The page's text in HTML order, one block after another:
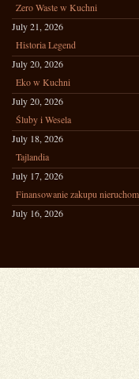
Zero Waste w Kuchni
July 21, 2026
Historia Legend
July 20, 2026
Eko w Kuchni
July 20, 2026
Śluby i Wesela
July 18, 2026
Tajlandia
July 17, 2026
Finansowanie zakupu
July 16, 2026